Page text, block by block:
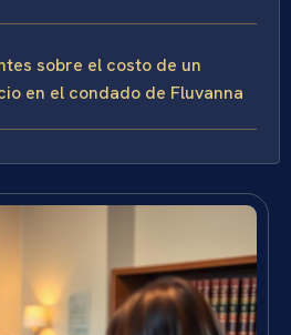
sobre el costo de un
en el condado de Fluvanna